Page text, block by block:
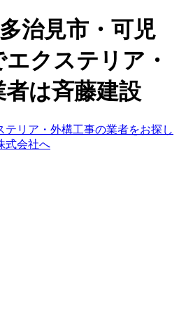
治見市・可児
クステリア・
は斉藤建設